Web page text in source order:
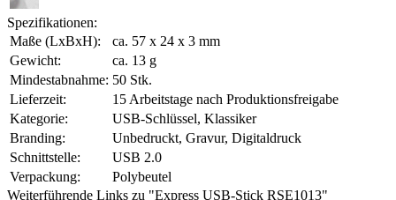
Spezifikationen:
Maße (LxBxH):
ca. 57 x 24 x 3 mm
Gewicht:
ca. 13 g
Mindestabnahme: 50 Stk.
Lieferzeit:
15 Arbeitstage nach Produktionsfreigabe
Kategorie:
USB-Schlüssel, Klassiker
Branding:
Unbedruckt, Gravur, Digitaldruck
Schnittstelle:
USB 2.0
Verpackung:
Polybeutel
Weiterführende Links zu "Express USB-Stick RSE1013"